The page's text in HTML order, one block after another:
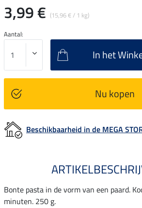
3,99 € (15,96 € / 1 kg)
Aantal:
In het
Nu kopen
Beschikbaarheid in de MEGA
Bonte pasta in de vorm van een paard.
minuten. 250 g.